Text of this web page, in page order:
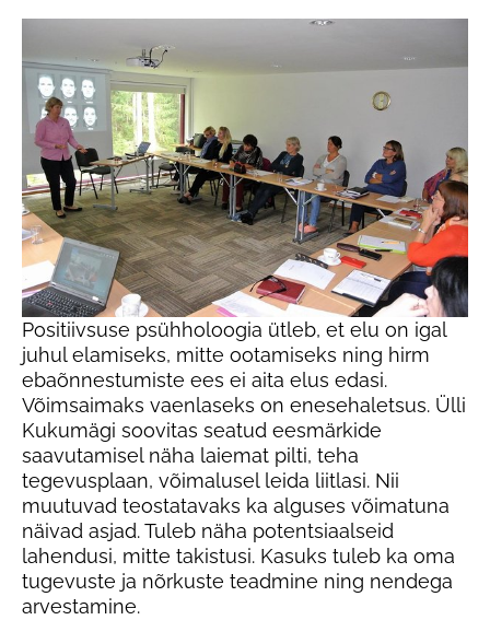
Positiivsuse psühholoogia ütleb, et elu on igal
juhul elamiseks, mitte ootamiseks ning hirm
ebaõnnestumiste ees ei aita elus edasi.
Võimsaimaks vaenlaseks on enesehaletsus. Ülli
Kukumägi soovitas seatud eesmärkide
saavutamisel näha laiemat pilti, teha
tegevusplaan, võimalusel leida liitlasi. Nii
muutuvad teostatavaks ka alguses võimatuna
näivad asjad. Tuleb näha potentsiaalseid
lahendusi, mitte takistusi. Kasuks tuleb ka oma
tugevuste ja nõrkuste teadmine ning nendega
arvestamine.